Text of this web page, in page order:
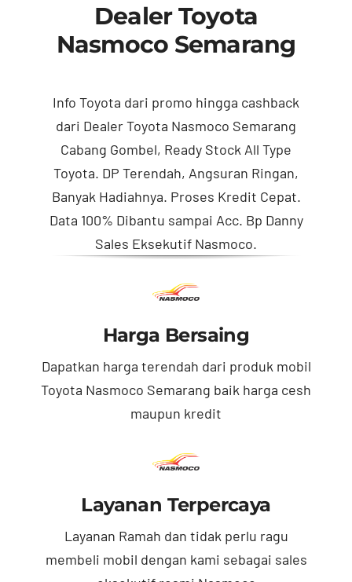
Dealer Toyota
Nasmoco Semarang
Info Toyota dari promo hingga cashback
dari Dealer Toyota Nasmoco Semarang
Cabang Gombel, Ready Stock All Type
Toyota. DP Terendah, Angsuran Ringan,
Banyak Hadiahnya. Proses Kredit Cepat.
Data 100% Dibantu sampai Acc. Bp Danny
Sales Eksekutif Nasmoco.
Harga Bersaing
Dapatkan harga terendah dari produk mobil
Toyota Nasmoco Semarang baik harga cesh
maupun kredit
Layanan Terpercaya
Layanan Ramah dan tidak perlu ragu
membeli mobil dengan kami sebagai sales